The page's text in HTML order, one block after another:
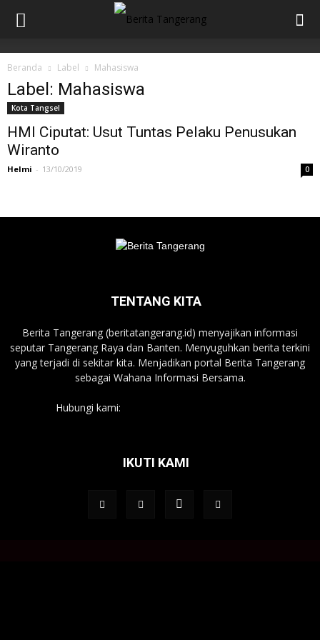
Beranda Label Mahasiswa
Label: Mahasiswa
Kota Tangsel
HMI Ciputat: Usut Tuntas Pelaku Penusukan
Wiranto
Helmi - 13/10/2019 0
TENTANG KITA
Berita Tangerang (beritatangerang.id) menyajikan informasi
seputar Tangerang Raya dan Banten. Menyuguhkan berita terkini
yang terjadi di sekitar kita. Menjadikan portal Berita Tangerang
sebagai Wahana Informasi Bersama.
Hubungi kami:
IKUTI KAMI